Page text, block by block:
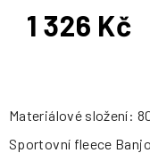
1 326 Kč
Měrná
Materiálové složení:
Sportovní fleece